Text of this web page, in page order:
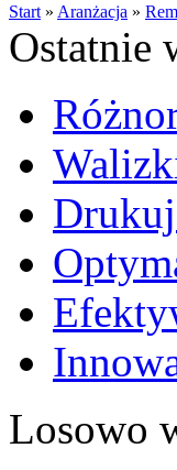
Start » Aranżacja »
Ostatnie
Losowo